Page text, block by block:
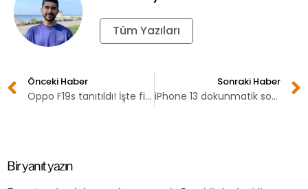
Tüm Yazıları
Önceki Haber
Oppo F19s tanıtıldı! İşte fiyatı
Sonraki Haber
iPhone 13 dokunmatik sorunları yaşıyor!
Bir yanıt yazın